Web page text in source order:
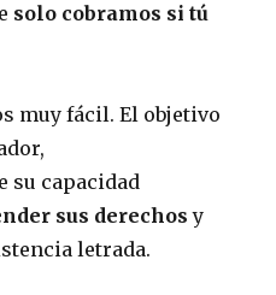
solo cobramos si tú
muy fácil. El objetivo
su capacidad
sus derechos y
letrada.